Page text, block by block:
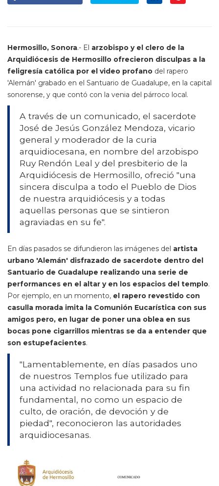
Hermosillo, Sonora.- El arzobispo y el clero de la
Arquidiócesis de Hermosillo ofrecieron disculpas a la
feligresía católica por el video profano del rapero
'Alemán' grabado en el Santuario de Guadalupe, en la capital
sonorense, y que contó con la venia del párroco local.
A través de un comunicado, el sacerdote
José de Jesús González Mendoza, vicario
general y moderador de la curia
arquidiocesana, en nombre del arzobispo
Ruy Rendón Leal y del presbiterio de la
Arquidiócesis de Hermosillo, ofreció "una
sincera disculpa a todo el Pueblo de Dios
de nuestra arquidiócesis y a todas
aquellas personas que se sintieron
agraviadas en su fe".
En días pasados se difundieron las imágenes del artista
urbano 'Alemán' disfrazado de sacerdote dentro del
Santuario de Guadalupe realizando una serie de
performances en el altar y en los espacios del templo.
Por ejemplo, en un momento, el rapero revestido con
casulla morada imita la Comunión Eucarística con sus
amigos pero, en lugar de poner una oblea en sus
bocas pone cigarrillos mientras se da a entender que
son estupefacientes.
"Lamentablemente, en días pasados uno
de nuestros Templos fue utilizado para
una actividad no relacionada para su fin
fundamental, no como un espacio de
culto, de oración, de devoción y de
piedad", reconocieron las autoridades
arquidiocesanas.